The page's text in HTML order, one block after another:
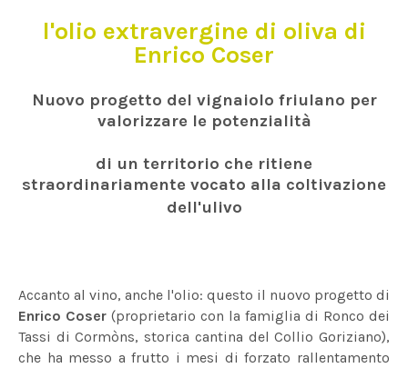
l'olio extravergine di oliva di
Enrico Coser
Nuovo progetto del vignaiolo friulano per
valorizzare le potenzialità
di un territorio che ritiene
straordinariamente vocato alla coltivazione
dell'ulivo
Accanto al vino, anche l'olio: questo il nuovo progetto di
Enrico Coser (proprietario con la famiglia di Ronco dei
Tassi di Cormòns, storica cantina del Collio Goriziano),
che ha messo a frutto i mesi di forzato rallentamento